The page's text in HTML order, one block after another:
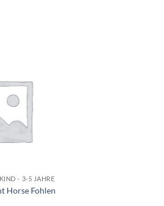
- 3-5 JAHRE
Horse Fohlen